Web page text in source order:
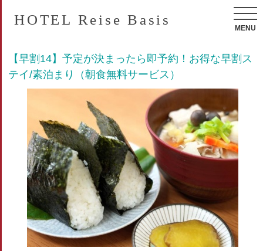
HOTEL Reise Basis
MENU
【早割14】予定が決まったら即予約！お得な早割ス
テイ/素泊まり（朝食無料サービス）